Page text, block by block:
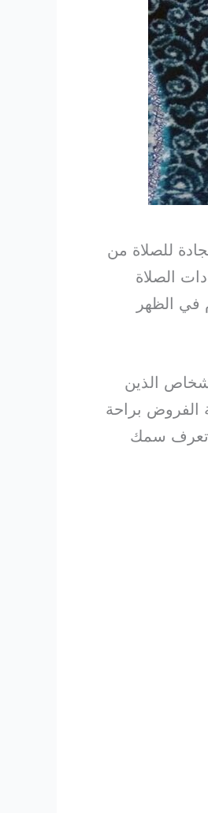
للصلاة من
الصلاة
في الظهر
الذين
الفروض براحة
تعرف سمك